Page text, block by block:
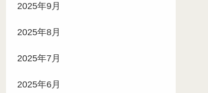
2025年9月
2025年8月
2025年7月
2025年6月